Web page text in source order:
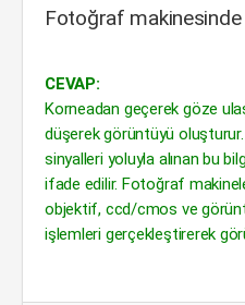
Fotoğraf makinesinde
CEVAP:
Korneadan geçerek göze
düşerek görüntüyü
sinyalleri yoluyla alınan bu
ifade edilir. Fotoğraf
objektif, ccd/cmos ve
işlemleri gerçekleştirerek